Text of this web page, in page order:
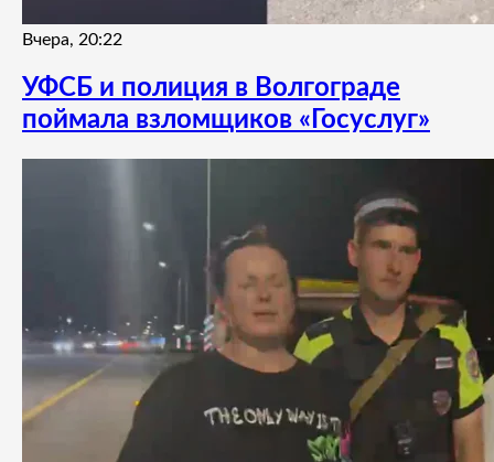
Вчера, 20:22
УФСБ и полиция в Волгограде
поймала взломщиков «Госуслуг»